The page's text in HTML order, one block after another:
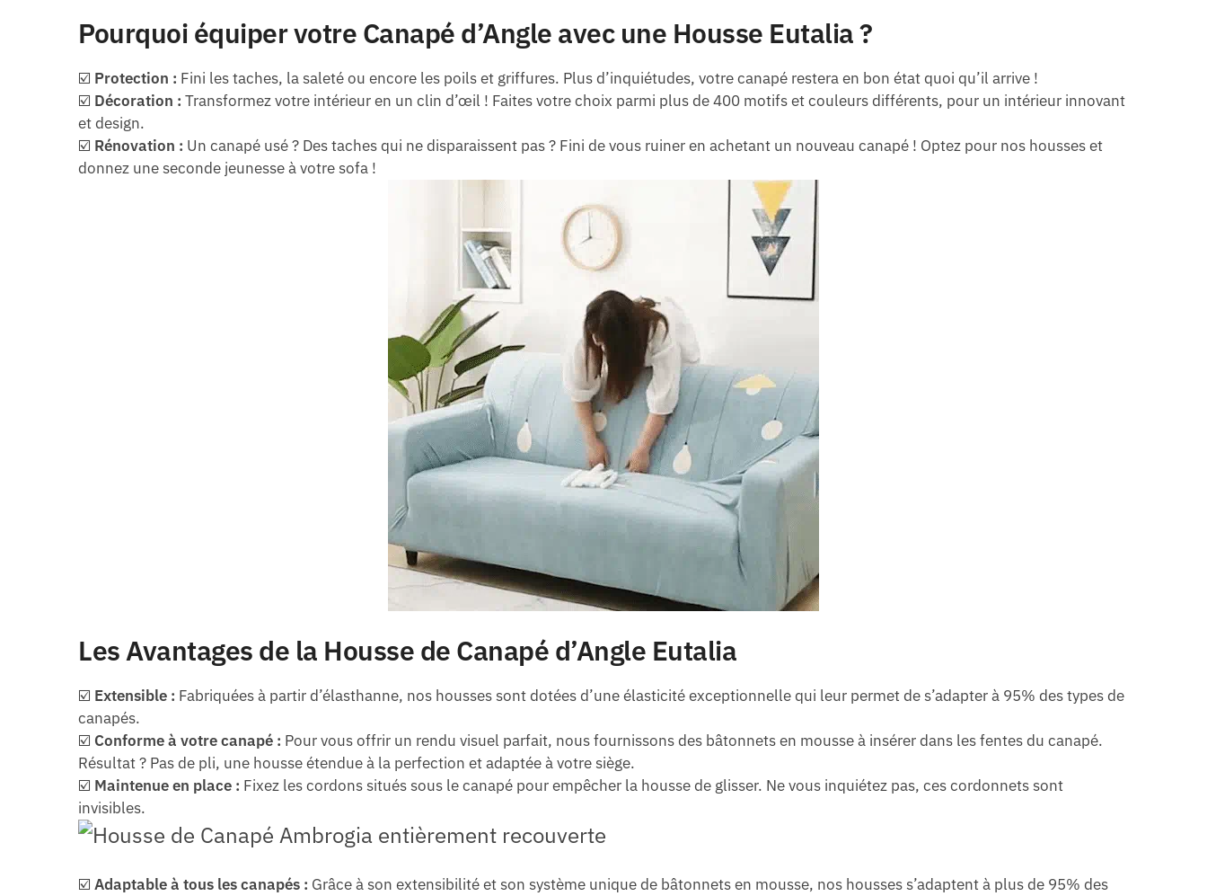
Pourquoi équiper votre Canapé d’Angle avec une Housse Eutalia ?
☑️ Protection : Fini les taches, la saleté ou encore les poils et griffures. Plus d’inquiétudes, votre canapé restera en bon état quoi qu’il arrive !
☑️ Décoration : Transformez votre intérieur en un clin d’œil ! Faites votre choix parmi plus de 400 motifs et couleurs différents, pour un intérieur innovant
et design.
☑️ Rénovation : Un canapé usé ? Des taches qui ne disparaissent pas ? Fini de vous ruiner en achetant un nouveau canapé ! Optez pour nos housses et
donnez une seconde jeunesse à votre sofa !
Les Avantages de la Housse de Canapé d’Angle Eutalia
☑️ Extensible : Fabriquées à partir d’élasthanne, nos housses sont dotées d’une élasticité exceptionnelle qui leur permet de s’adapter à 95% des types de
canapés.
☑️ Conforme à votre canapé : Pour vous offrir un rendu visuel parfait, nous fournissons des bâtonnets en mousse à insérer dans les fentes du canapé.
Résultat ? Pas de pli, une housse étendue à la perfection et adaptée à votre siège.
☑️ Maintenue en place : Fixez les cordons situés sous le canapé pour empêcher la housse de glisser. Ne vous inquiétez pas, ces cordonnets sont
invisibles.
☑️Adaptable à tous les canapés : Grâce à son extensibilité et son système unique de bâtonnets en mousse, nos housses s’adaptent à plus de 95% des